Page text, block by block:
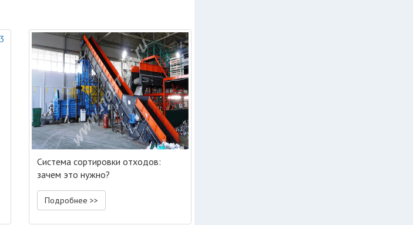
Система сортировки отходов:
зачем это нужно?
Подробнее >>